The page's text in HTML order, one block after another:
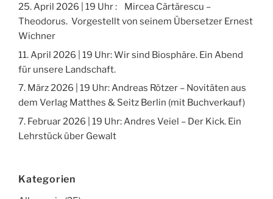
25. April 2026 | 19 Uhr : Mircea Cărtărescu –
Theodorus. Vorgestellt von seinem Übersetzer Ernest
Wichner
11. April 2026 | 19 Uhr: Wir sind Biosphäre. Ein Abend
für unsere Landschaft.
7. März 2026 | 19 Uhr: Andreas Rötzer – Novitäten aus
dem Verlag Matthes & Seitz Berlin (mit Buchverkauf)
7. Februar 2026 | 19 Uhr: Andres Veiel – Der Kick. Ein
Lehrstück über Gewalt
Kategorien